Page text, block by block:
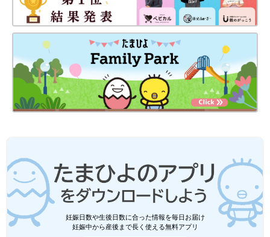
「あやしい人」の段階で、もう6メートルくらいの地点まで近づ
いていることが多いので、この段階で子どもが走って距離をと
る、防犯ブザーのひもを握り、いつでも引けるようにするといっ
た準備ができるといいでしょう。
また、前だけ見るのではなく、家に入る前には一度振り返り、6
メートル後ろを確認する習慣をつけるとなおいいです。後ろから
ついてきて、すっと一緒に玄関に入ってくる犯罪者もいるからで
す。
い。事前の準備をしっかりすれば、むやみに心配せず安心して新
生活に臨めると思います。
お話・監修／清永奈穂先生 取材・文／永井篤美、たまひよ
ONLINE編集部
「あれもこれも危ない」と思ってしまうと、小学校に入学したこ
妊娠日数や生後日数に合った情報を毎日お届け
妊娠中から産後まで長く使える無料アプリ